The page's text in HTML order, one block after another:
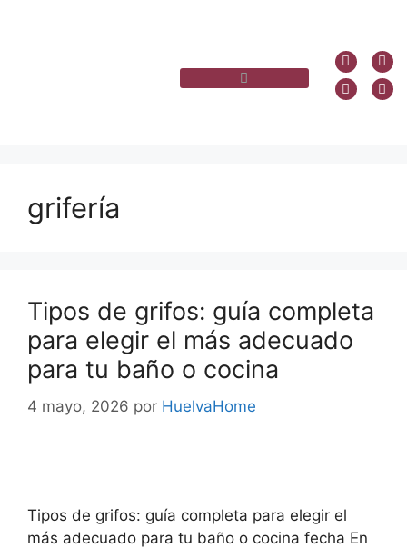
grifería
Tipos de grifos: guía completa
para elegir el más adecuado
para tu baño o cocina
4 mayo, 2026 por HuelvaHome
Tipos de grifos: guía completa para elegir el
más adecuado para tu baño o cocina fecha En